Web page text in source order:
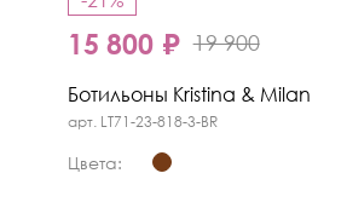
15 800 ₽ 19 900
Ботильоны Kristina & Milan
арт. LT71-23-818-3-BR
Цвета: